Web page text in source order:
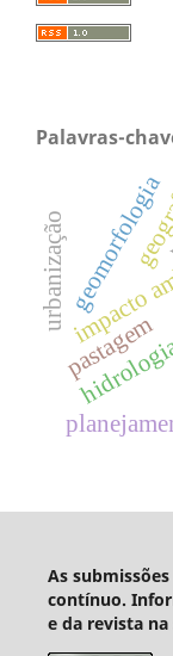
Palavras-
impacto
geomorfologia
pastagem
urbanização
As
contínuo.
e da revista na